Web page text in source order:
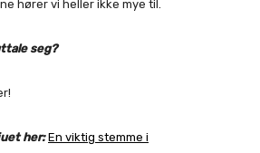
hører vi heller ikke mye til.
seg?
her:En viktig stemme i